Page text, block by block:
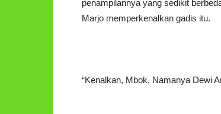
penampilannya yang sedikit
Marjo memperkenalkan gadis itu.
“Kenalkan, Mbok, Namanya Dewi